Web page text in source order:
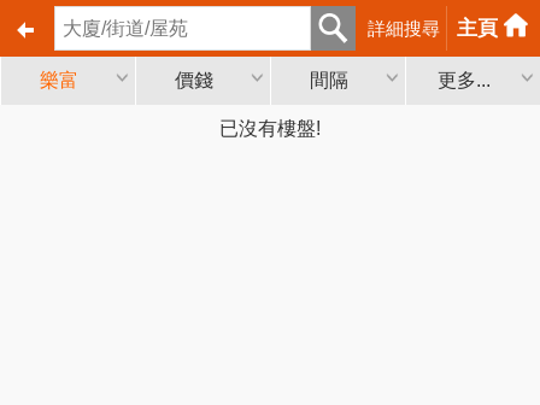
詳細搜尋 主頁
樂富 價錢 間隔 更多...
已沒有樓盤!